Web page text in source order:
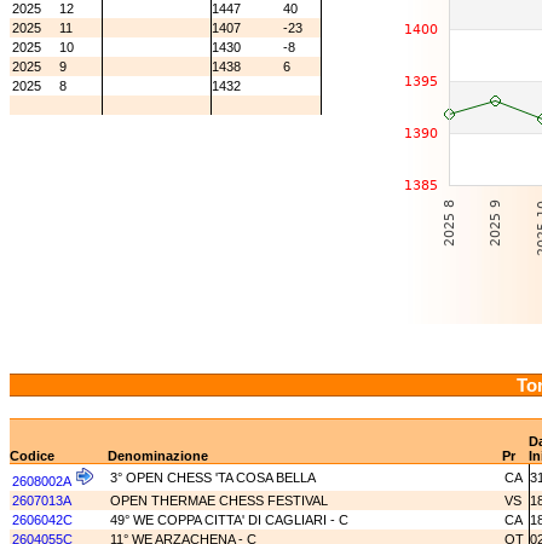
2025
12 1447
40
2025
11 1407
-23
2025
10 1430
-8
2025
9 1438
6
2025
8 1432
Codice
Denominazione Pr
2608002A
3° OPEN CHESS 'TA COSA BELLA CA
2607013A
OPEN THERMAE CHESS FESTIVAL VS
2606042C
49° WE COPPA CITTA' DI CAGLIARI - C CA
2604055C
11° WE ARZACHENA - C OT